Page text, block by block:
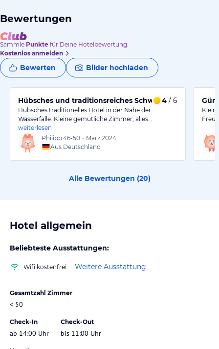
Bewertungen
Sammle Punkte für Deine Hotelbewertung.
Kostenlos anmelden
Bewerten Bilder hochladen
Hübsches und traditionsreiches Schwarzwaldhotel
4 / 6
Hübsches traditionelles Hotel in der Nähe der
Wasserfälle. Kleine gemütliche Zimmer, alles…
weiterlesen
Philipp46-50 • März 2024
Aus Deutschland
Alle Bewertungen (20)
Hotel allgemein
Beliebteste Ausstattungen:
Wifi kostenfrei Weitere Ausstattung
Gesamtzahl Zimmer
< 50
Check-In
ab 14:00 Uhr
Check-Out
bis 11:00 Uhr